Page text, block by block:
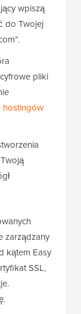
wpiszą
do Twojej
pliki
hostingów
zarządzany
kątem Easy
SSL,